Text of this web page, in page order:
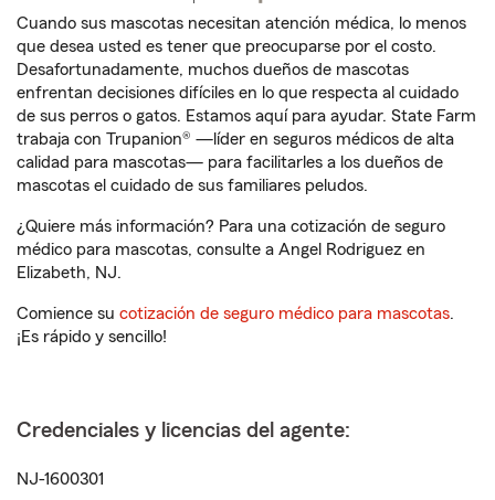
Cuando sus mascotas necesitan atención médica, lo menos
que desea usted es tener que preocuparse por el costo.
Desafortunadamente, muchos dueños de mascotas
enfrentan decisiones difíciles en lo que respecta al cuidado
de sus perros o gatos. Estamos aquí para ayudar. State Farm
trabaja con Trupanion® —líder en seguros médicos de alta
calidad para mascotas— para facilitarles a los dueños de
mascotas el cuidado de sus familiares peludos.
¿Quiere más información? Para una cotización de seguro
médico para mascotas, consulte a Angel Rodriguez en
Elizabeth, NJ.
Comience su cotización de seguro médico para mascotas.
¡Es rápido y sencillo!
Credenciales y licencias del agente:
NJ-1600301